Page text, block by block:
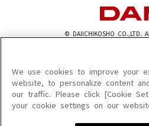
© DAIICHIKOSHO CO.,LTD.
このサイトに掲載されている一切の文章・画像
を問わず、著作権法の定める範囲を超えて無断
を禁じます。
楽曲及びコンテンツは、機種によりご利用いた
楽曲及びコンテンツの配信日、配信内容が変更
We use cookies to improve your
website, to personalize content
our traffic. Please click [Cookie
your cookie settings on our